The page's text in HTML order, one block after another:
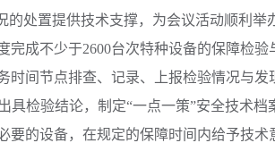
的处置提供技术支撑，为会议活动顺利举
完成不少于2600台次特种设备的保障检
时间节点排查、记录、上报检验情况与
具检验结论，制定“一点一策”安全技术
要的设备，在规定的保障时间内给予技